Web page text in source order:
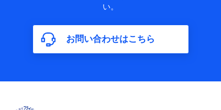
約に関する情報。例として、保険契約者及び被保険者の氏
名、住所、生年月日、性別、保険契約者と被保険者の関係、
保険加入の目的、保険商品の内容、保険料、保険料のお支払
方法、車のメーカーや走行距離などの情報、建物の構造や築
当社
い。
お問い合わせはこちら